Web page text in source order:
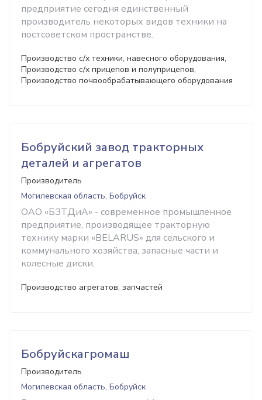
предприятие сегодня единственный
производитель некоторых видов техники на
постсоветском пространстве.
Производство с/х техники, навесного оборудования,
Производство с/х прицепов и полуприцепов,
Производство почвообрабатывающего оборудования
Бобруйский завод тракторных
деталей и агрегатов
Производитель
Могилевская область, Бобруйск
ОАО «БЗТДиА» - современное промышленное
предприятие, производящее тракторную
технику марки «BELARUS» для сельского и
коммунального хозяйства, запасные части и
колесные диски.
Производство агрегатов, запчастей
Бобруйскагромаш
Производитель
Могилевская область, Бобруйск